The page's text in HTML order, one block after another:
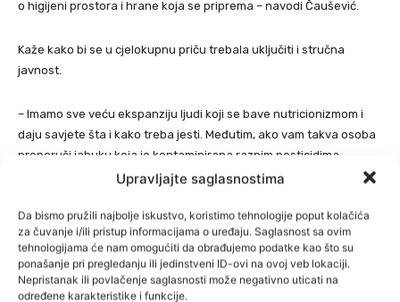
Upravljajte saglasnostima
Da bismo pružili najbolje iskustvo, koristimo tehnologije poput kolačića
za čuvanje i/ili pristup informacijama o uređaju. Saglasnost sa ovim
tehnologijama će nam omogućiti da obrađujemo podatke kao što su
ponašanje pri pregledanju ili jedinstveni ID-ovi na ovoj veb lokaciji.
Nepristanak ili povlačenje saglasnosti može negativno uticati na
određene karakteristike i funkcije.
o higijeni prostora i hrane koja se priprema – navodi Čaušević.
Kaže kako bi se u cjelokupnu priču trebala uključiti i stručna
javnost.
– Imamo sve veću ekspanziju ljudi koji se bave nutricionizmom i
daju savjete šta i kako treba jesti. Međutim, ako vam takva osoba
preporuči jabuku koja je kontaminirana raznim pesticidima,
pitanje je da li vam je dala dobar savjet. Hoću da kažem da se i mi
stanovnici EU-a – ističe Čaušević.
Ugostitelji štede
Nedavno su analize toplih obroka, koji se prodaju u tržnim